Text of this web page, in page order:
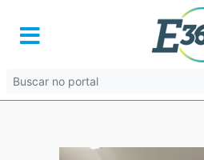
2 de agosto de